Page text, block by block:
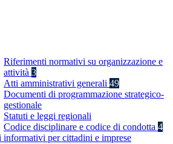
Riferimenti normativi su organizzazione e
attività 3
Atti amministrativi generali 49
Documenti di programmazione strategico-
gestionale
Statuti e leggi regionali
Codice disciplinare e codice di condotta 4
informativi per cittadini e imprese